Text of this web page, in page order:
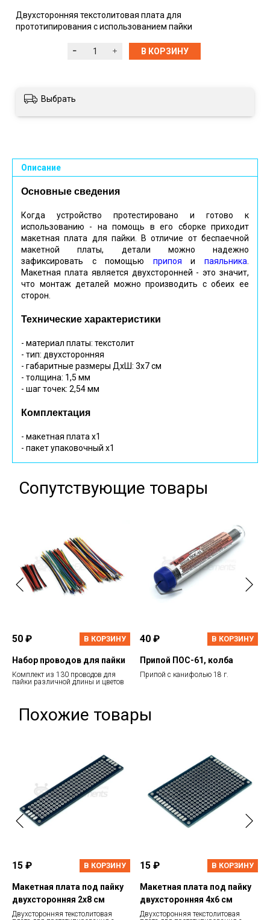
Двухсторонняя текстолитовая плата для
прототипирования с использованием пайки
В КОРЗИНУ
Выбрать
Описание
Основные сведения
Когда устройство протестировано и готово к
использованию - на помощь в его сборке приходит
макетная плата для пайки. В отличие от беспаечной
макетной платы, детали можно надежно
зафиксировать с помощью припоя ипаяльника.
Макетная плата является двухсторонней - это значит,
что монтаж деталей можно производить с обеих ее
сторон.
Технические характеристики
- материал платы: текстолит
- тип: двухсторонняя
- габаритные размеры ДхШ: 3х7 см
- толщина: 1,5 мм
- шаг точек: 2,54 мм
Комплектация
- макетная плата х1
- пакет упаковочный х1
Сопутствующие товары
50 ₽ В КОРЗИНУ
Набор проводов для пайки
Комплект из 130 проводов для
пайки различной длины и цветов
40 ₽ В КОРЗИНУ
Припой ПОС-61, колба
Припой с канифолью 18 г.
Похожие товары
15 ₽ В КОРЗИНУ
Макетная плата под пайку
двухсторонняя 2х8 см
Двухсторонняя текстолитовая
15 ₽ В КОРЗИНУ
Макетная плата под пайку
двухсторонняя 4х6 см
Двухсторонняя текстолитовая